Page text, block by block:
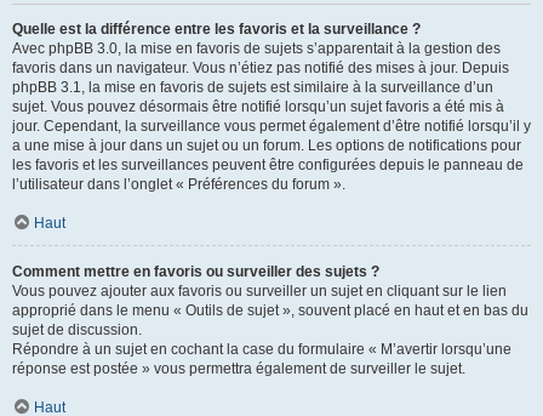
Quelle est la différence entre les favoris et la surveillance ?
Avec phpBB 3.0, la mise en favoris de sujets s’apparentait à la gestion des
favoris dans un navigateur. Vous n’étiez pas notifié des mises à jour. Depuis
phpBB 3.1, la mise en favoris de sujets est similaire à la surveillance d’un
sujet. Vous pouvez désormais être notifié lorsqu’un sujet favoris a été mis à
jour. Cependant, la surveillance vous permet également d’être notifié lorsqu’il y
a une mise à jour dans un sujet ou un forum. Les options de notifications pour
les favoris et les surveillances peuvent être configurées depuis le panneau de
l’utilisateur dans l’onglet « Préférences du forum ».
Haut
Comment mettre en favoris ou surveiller des sujets ?
Vous pouvez ajouter aux favoris ou surveiller un sujet en cliquant sur le lien
approprié dans le menu « Outils de sujet », souvent placé en haut et en bas du
sujet de discussion.
Répondre à un sujet en cochant la case du formulaire « M’avertir lorsqu’une
réponse est postée » vous permettra également de surveiller le sujet.
Haut